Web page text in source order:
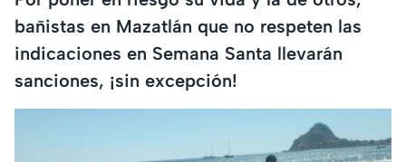
bañistas en Mazatlán que no respeten las
indicaciones en Semana Santa llevarán
sanciones, ¡sin excepción!